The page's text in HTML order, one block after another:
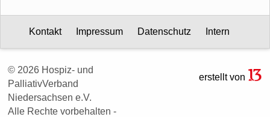
Kontakt Impressum Datenschutz Intern
© 2026 Hospiz- und
PalliativVerband
Niedersachsen e.V.
Alle Rechte vorbehalten -
erstellt von